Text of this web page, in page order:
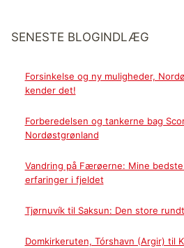
SENESTE BLOGINDLÆG
Forsinkelse og ny muligheder,
kender det!
Forberedelsen og tankerne bag
Nordøstgrønland
Vandring på Færøerne: Mine
erfaringer i fjeldet
Tjørnuvík til Saksun: Den store
Domkirkeruten, Tórshavn (Argir) til